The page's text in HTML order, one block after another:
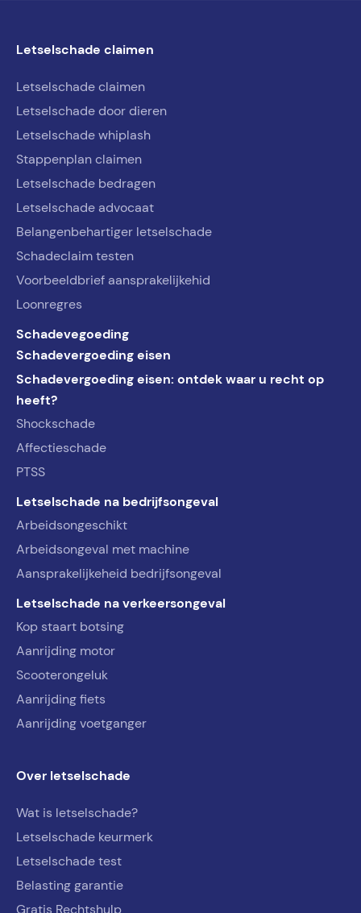
Letselschade claimen
Letselschade claimen
Letselschade door dieren
Letselschade whiplash
Stappenplan claimen
Letselschade bedragen
Letselschade advocaat
Belangenbehartiger letselschade
Schadeclaim testen
Voorbeeldbrief aansprakelijkehid
Loonregres
Schadevegoeding
Schadevergoeding eisen
Schadevergoeding eisen: ontdek waar u recht op
heeft?
Shockschade
Affectieschade
PTSS
Letselschade na bedrijfsongeval
Arbeidsongeschikt
Arbeidsongeval met machine
Aansprakelijkeheid bedrijfsongeval
Letselschade na verkeersongeval
Kop staart botsing
Aanrijding motor
Scooterongeluk
Aanrijding fiets
Aanrijding voetganger
Over letselschade
Wat is letselschade?
Letselschade keurmerk
Letselschade test
Belasting garantie
Gratis Rechtshulp